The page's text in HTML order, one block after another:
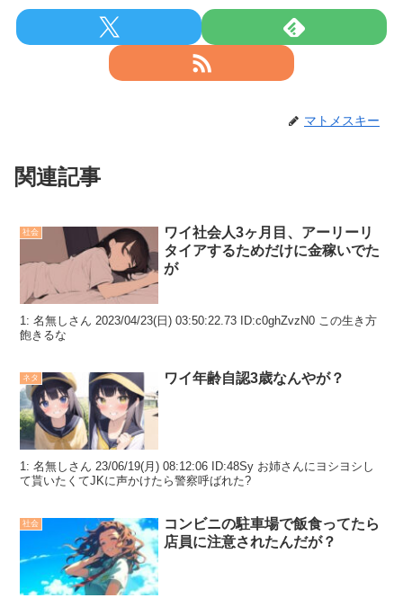
マトメスキー
関連記事
社会
ワイ社会人3ヶ月目、アーリーリ
タイアするためだけに金稼いでた
が
1: 名無しさん 2023/04/23(日) 03:50:22.73 ID:c0ghZvzN0 この生き方
飽きるな
ネタ ワイ年齢自認3歳なんやが？
1: 名無しさん 23/06/19(月) 08:12:06 ID:48Sy お姉さんにヨシヨシし
て貰いたくてJKに声かけたら警察呼ばれた?
社会
コンビニの駐車場で飯食ってたら
店員に注意されたんだが？